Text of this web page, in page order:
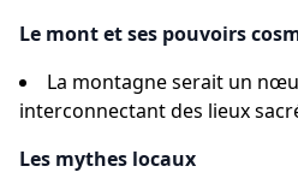
Le mont et ses pouvoirs
La montagne serait un
interconnectant des lieux
Les mythes locaux